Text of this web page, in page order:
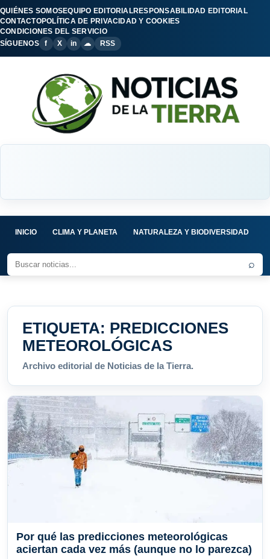
QUIÉNES SOMOSEQUIPO EDITORIALRESPONSABILIDAD EDITORIAL
CONTACTOPOLÍTICA DE PRIVACIDAD Y COOKIES
CONDICIONES DEL SERVICIO
SÍGUENOS
f X in ☁ RSS
INICIO CLIMA Y PLANETA NATURALEZA Y BIODIVERSIDAD
⌕
ETIQUETA: PREDICCIONES
METEOROLÓGICAS
Archivo editorial de Noticias de la Tierra.
Por qué las predicciones meteorológicas
aciertan cada vez más (aunque no lo parezca)